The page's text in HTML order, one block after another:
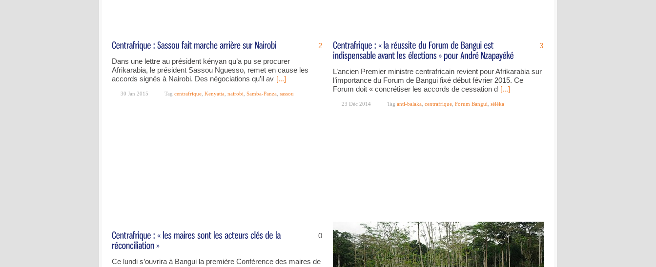
2
Dans une lettre au président kényan qu’a pu se procurer
Afrikarabia, le président Sassou Nguesso, remet en cause les
accords signés à Nairobi. Des négociations qu’il av [...]
30 Jan 2015 Tag centrafrique Kenyatta nairobi Samba-Panza sassou
3
L’ancien Premier ministre centrafricain revient pour Afrikarabia sur
l’importance du Forum de Bangui fixé début février 2015. Ce
Forum doit « concrétiser les accords de cessation d [...]
23 Déc 2014 Tag anti-balaka centrafrique Forum Bangui séléka
0
Ce lundi s’ouvrira à Bangui la première Conférence des maires de